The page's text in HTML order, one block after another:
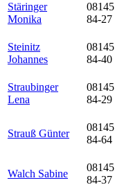
Stäringer
Monika
08145
84-27
Steinitz
Johannes
08145
84-40
Straubinger
Lena
08145
84-29
Strauß Günter
08145
84-64
Walch Sabine
08145
84-37